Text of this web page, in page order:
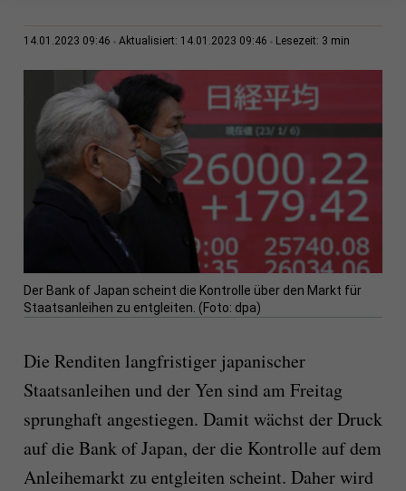
14.01.2023 09:46 Aktualisiert: 14.01.2023 09:46 Lesezeit: 3 min
Der Bank of Japan scheint die Kontrolle über den Markt für
Staatsanleihen zu entgleiten. (Foto: dpa)
Die Renditen langfristiger japanischer
Staatsanleihen und der Yen sind am Freitag
sprunghaft angestiegen. Damit wächst der Druck
auf die Bank of Japan, der die Kontrolle auf dem
Anleihemarkt zu entgleiten scheint. Daher wird